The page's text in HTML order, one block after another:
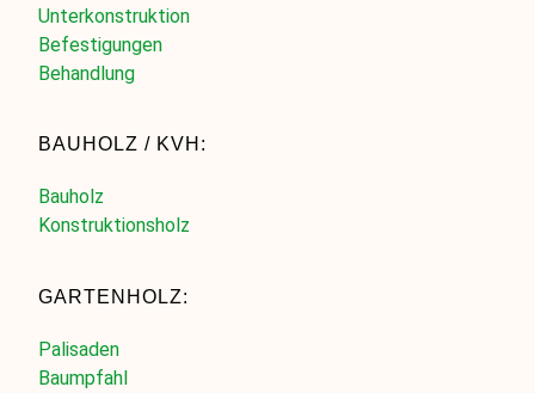
Unterkonstruktion
Befestigungen
Behandlung
BAUHOLZ / KVH:
Bauholz
Konstruktionsholz
GARTENHOLZ:
Palisaden
Baumpfahl